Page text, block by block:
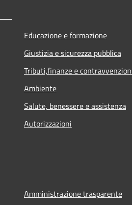
Educazione e formazione
Giustizia e sicurezza pubblica
Tributi,finanze e
Ambiente
Salute, benessere e assistenza
Autorizzazioni
Amministrazione trasparente